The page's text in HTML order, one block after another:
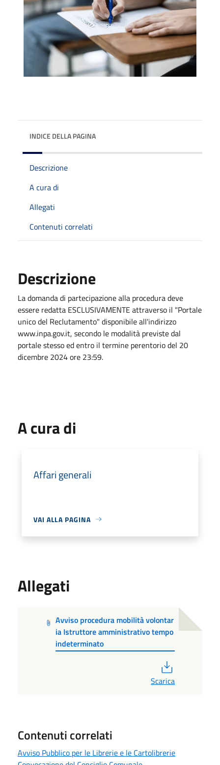
INDICE DELLA PAGINA
Descrizione
A cura di
Allegati
Contenuti correlati
Descrizione
La domanda di partecipazione alla procedura deve
essere redatta ESCLUSIVAMENTE attraverso il "Portale
unico del Reclutamento" disponibile all'indirizzo
www.inpa.gov.it, secondo le modalità previste dal
portale stesso ed entro il termine perentorio del 20
dicembre 2024 ore 23:59.
A cura di
Affari generali
VAI ALLA PAGINA
Allegati
Avviso procedura mobilità volontar
ia Istruttore amministrativo tempo
indeterminato
Scarica
Contenuti correlati
Avviso Pubblico per le Librerie e le Cartolibrerie